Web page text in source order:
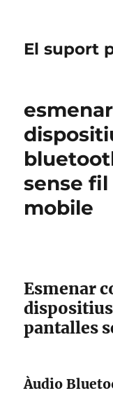
El suport
sense fil
mobile
Esmenar
pantalles
Àudio